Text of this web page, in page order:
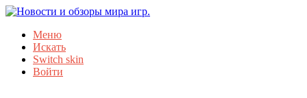
Меню
Искать
Switch skin
Войти